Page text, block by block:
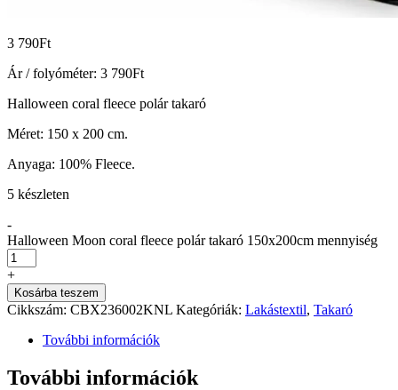
3 790Ft
Ár / folyóméter: 3 790Ft
Halloween coral fleece polár takaró
Méret: 150 x 200 cm.
Anyaga: 100% Fleece.
5 készleten
-
Halloween Moon coral fleece polár takaró 150x200cm mennyiség
+
Kosárba teszem
Cikkszám: CBX236002KNL Kategóriák: Lakástextil, Takaró
További információk
További információk